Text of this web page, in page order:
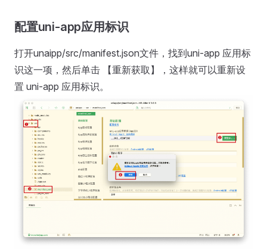
配置uni-app应用标识
打开unaipp/src/manifest.json文件，找到uni-app 应用标
识这一项，然后单击 【重新获取】，这样就可以重新设
置 uni-app 应用标识。